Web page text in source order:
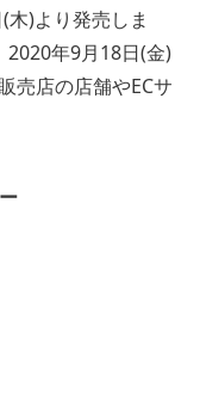
木)より発売しま
2020年9月18日(金)
売店の店舗やECサ